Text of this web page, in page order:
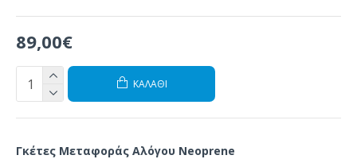
89,00€
ΚΑΛΆΘΙ
Γκέτες Μεταφοράς Αλόγου Neoprene